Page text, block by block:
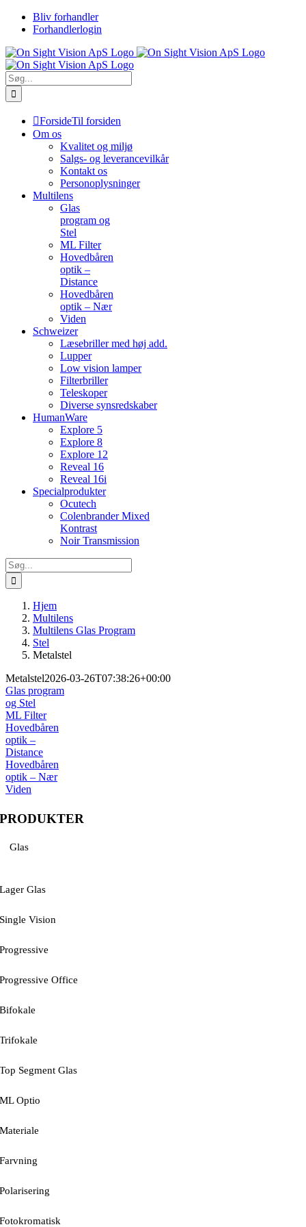
Skip
Bliv forhandler
Forhandlerlogin
Søg
efter:
ForsideTil forsiden
Om os
Kvalitet og miljø
Salgs- og leverancevilkår
Kontakt os
Personoplysninger
Multilens
Glas
program og
Stel
ML Filter
Hovedbåren
optik –
Distance
Hovedbåren
optik – Nær
Viden
Schweizer
Læsebriller med høj add.
Lupper
Low vision lamper
Filterbriller
Teleskoper
Diverse synsredskaber
HumanWare
Explore 5
Explore 8
Explore 12
Reveal 16
Reveal 16i
Specialprodukter
Ocutech
Colenbrander Mixed
Kontrast
Noir Transmission
Søg
efter:
Hjem
Multilens
Multilens Glas Program
Stel
Metalstel
Metalstel2026-03-26T07:38:26+00:00
Glas program
og Stel
ML Filter
Hovedbåren
optik –
Distance
Hovedbåren
optik – Nær
Viden
PRODUKTER
Glas
Lager Glas
Single Vision
Progressive
Progressive Office
Bifokale
Trifokale
Top Segment Glas
ML Optio
Materiale
Farvning
Polarisering
Fotokromatisk